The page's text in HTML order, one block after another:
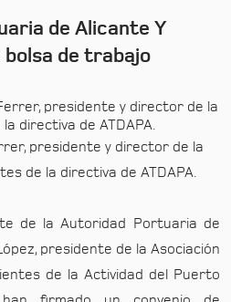
de Alicante Y
bolsa de trabajo
presidente y director de la
de la directiva de ATDAPA.
de la Autoridad Portuaria de
presidente de la Asociación
de la Actividad del Puerto